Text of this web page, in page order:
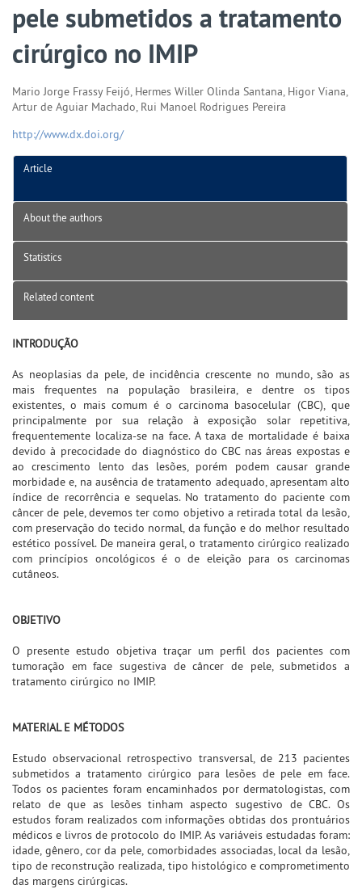
pele submetidos a tratamento
cirúrgico no IMIP
Mario Jorge Frassy Feijó, Hermes Willer Olinda Santana, Higor Viana,
Artur de Aguiar Machado, Rui Manoel Rodrigues Pereira
http://www.dx.doi.org/
Article
About the authors
Statistics
Related content
INTRODUÇÃO
As neoplasias da pele, de incidência crescente no mundo, são as
mais frequentes na população brasileira, e dentre os tipos
existentes, o mais comum é o carcinoma basocelular (CBC), que
principalmente por sua relação à exposição solar repetitiva,
frequentemente localiza-se na face. A taxa de mortalidade é baixa
devido à precocidade do diagnóstico do CBC nas áreas expostas e
ao crescimento lento das lesões, porém podem causar grande
morbidade e, na ausência de tratamento adequado, apresentam alto
índice de recorrência e sequelas. No tratamento do paciente com
câncer de pele, devemos ter como objetivo a retirada total da lesão,
com preservação do tecido normal, da função e do melhor resultado
estético possível. De maneira geral, o tratamento cirúrgico realizado
com princípios oncológicos é o de eleição para os carcinomas
cutâneos.
OBJETIVO
O presente estudo objetiva traçar um perfil dos pacientes com
tumoração em face sugestiva de câncer de pele, submetidos a
tratamento cirúrgico no IMIP.
MATERIAL E MÉTODOS
Estudo observacional retrospectivo transversal, de 213 pacientes
submetidos a tratamento cirúrgico para lesões de pele em face.
Todos os pacientes foram encaminhados por dermatologistas, com
relato de que as lesões tinham aspecto sugestivo de CBC. Os
estudos foram realizados com informações obtidas dos prontuários
médicos e livros de protocolo do IMIP. As variáveis estudadas foram:
idade, gênero, cor da pele, comorbidades associadas, local da lesão,
tipo de reconstrução realizada, tipo histológico e comprometimento
das margens cirúrgicas.